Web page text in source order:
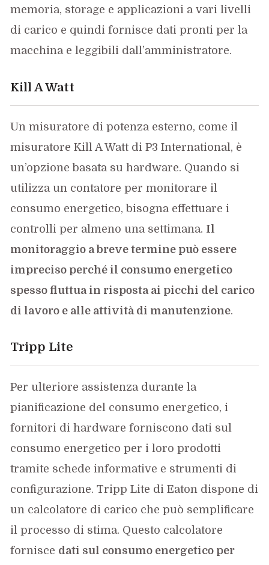
memoria, storage e applicazioni a vari livelli
di carico e quindi fornisce dati pronti per la
macchina e leggibili dall’amministratore.
Kill A Watt
Un misuratore di potenza esterno, come il
misuratore Kill A Watt di P3 International, è
un’opzione basata su hardware. Quando si
utilizza un contatore per monitorare il
consumo energetico, bisogna effettuare i
controlli per almeno una settimana. Il
monitoraggio a breve termine può essere
impreciso perché il consumo energetico
spesso fluttua in risposta ai picchi del carico
di lavoro e alle attività di manutenzione.
Tripp Lite
Per ulteriore assistenza durante la
pianificazione del consumo energetico, i
fornitori di hardware forniscono dati sul
consumo energetico per i loro prodotti
tramite schede informative e strumenti di
configurazione. Tripp Lite di Eaton dispone di
un calcolatore di carico che può semplificare
il processo di stima. Questo calcolatore
fornisce dati sul consumo energetico per